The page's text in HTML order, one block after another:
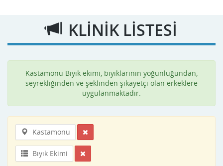
KLİNİK LİSTESİ
Kastamonu Bıyık ekimi, bıyıklarının yoğunluğundan,
seyrekliğinden ve şeklinden şikayetçi olan erkeklere
uygulanmaktadır.
Kastamonu
Bıyık Ekimi